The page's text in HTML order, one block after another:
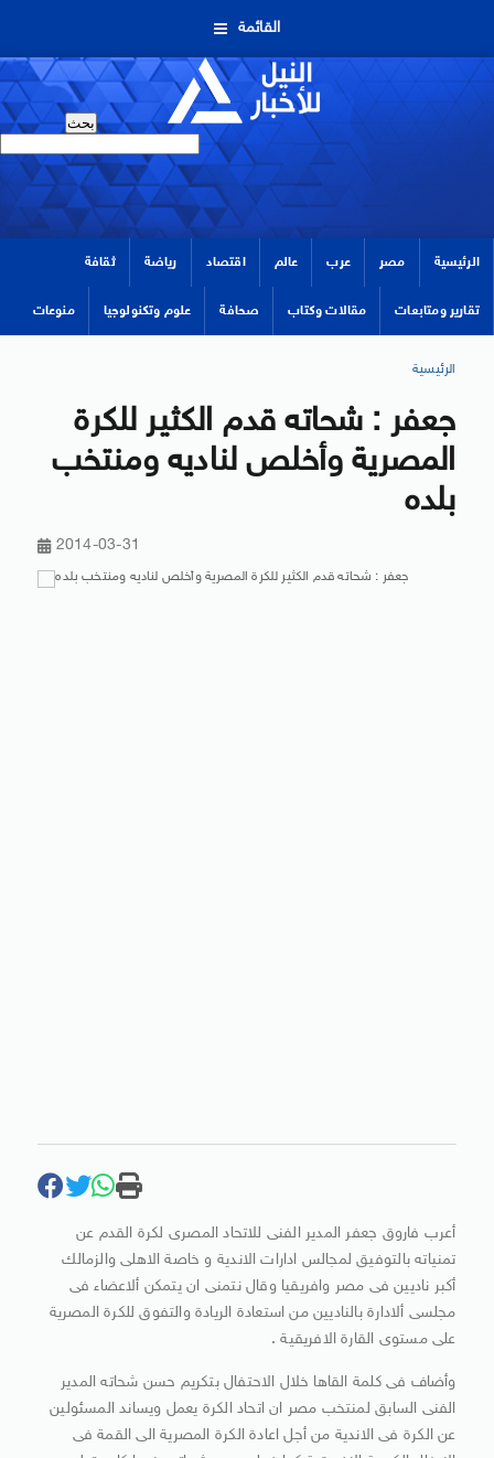
القائمة
الرئيسية مصر عرب عالم اقتصاد رياضة ثقافة
تقارير ومتابعات مقالات وكتاب صحافة علوم وتكنولوجيا منوعات
الرئيسية
جعفر : شحاته قدم الكثير للكرة
المصرية وأخلص لناديه ومنتخب
بلده
2014-03-31
أعرب فاروق جعفر المدير الفنى للاتحاد المصرى لكرة القدم عن
تمنياته بالتوفيق لمجالس ادارات الاندية و خاصة الاهلى والزمالك
أكبر ناديين فى مصر وافريقيا وقال نتمنى ان يتمكن ألاعضاء فى
مجلسى ألادارة بالناديين من استعادة الريادة والتفوق للكرة المصرية
على مستوى القارة الافريقية .
وأضاف فى كلمة القاها خلال الاحتفال بتكريم حسن شحاته المدير
الفنى السابق لمنتخب مصر ان اتحاد الكرة يعمل ويساند المسئولين
عن الكرة فى الاندية من أجل اعادة الكرة المصرية الى القمة فى